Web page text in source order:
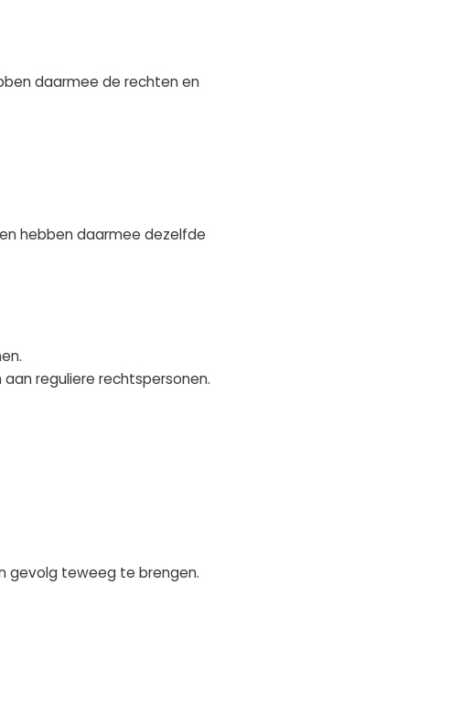
daarmee de rechten en
hebben daarmee dezelfde
reguliere rechtspersonen.
gevolg teweeg te brengen.